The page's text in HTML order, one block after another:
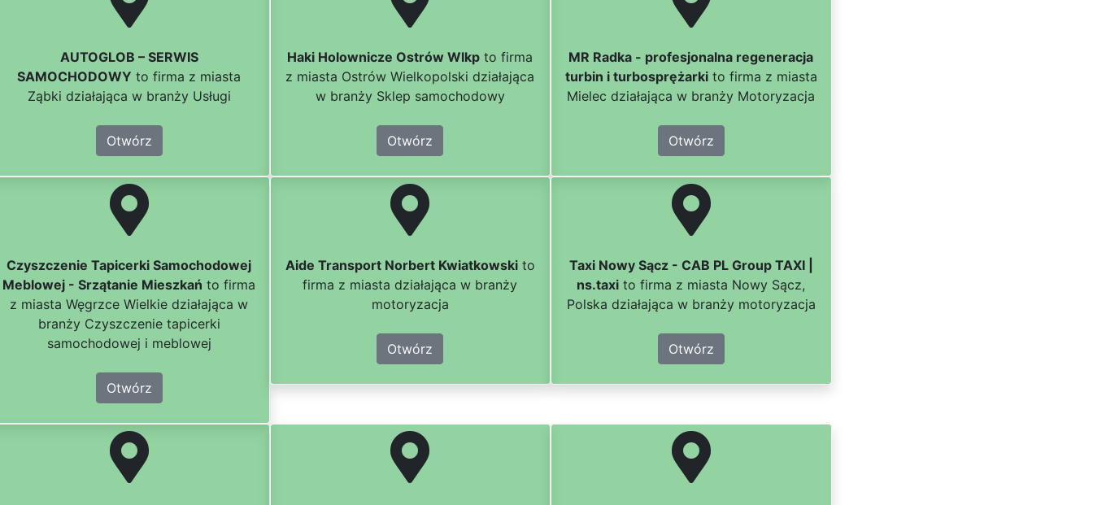
AUTOGLOB – SERWIS
SAMOCHODOWY to firma z miasta
Ząbki działająca w branży Usługi
Otwórz
Haki Holownicze Ostrów Wlkp to firma
z miasta Ostrów Wielkopolski działająca
w branży Sklep samochodowy
Otwórz
MR Radka - profesjonalna regeneracja
turbin i turbosprężarkito firma z miasta
Mielec działająca w branży Motoryzacja
Otwórz
Czyszczenie Tapicerki Samochodowej
Meblowej - Srzątanie Mieszkań to firma
z miasta Węgrzce Wielkie działająca w
branży Czyszczenie tapicerki
samochodowej i meblowej
Otwórz
Aide Transport Norbert Kwiatkowskito
firma z miasta działająca w branży
motoryzacja
Otwórz
Taxi Nowy Sącz - CAB PL Group TAXI |
ns.taxi to firma z miasta Nowy Sącz,
Polska działająca w branży motoryzacja
Otwórz